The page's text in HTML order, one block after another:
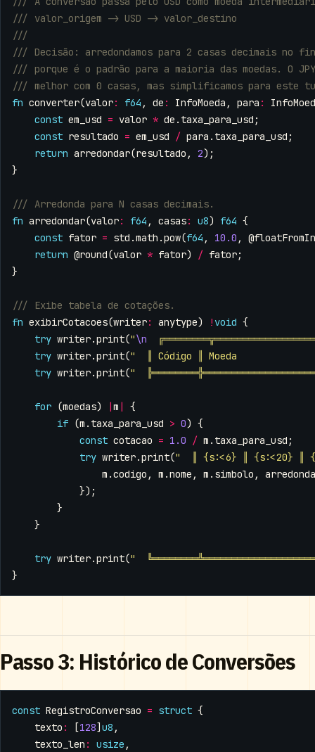
fn converter(valor: f64 , de : InfoMoeda , para :
const em_usd = valor * de . taxa_para_usd ;
const resultado = em_usd / para . taxa_para_usd ;
return arredondar(resultado , 2);
}
fn arredondar(valor: f64 , casas: u8) f64 {
const fator = std .math .pow(f64 , 10.0 ,
return @round(valor * fator) / fator;
}
fn exibirCotacoes(writer: anytype) ! void {
try writer.print("\n
try writer.print("  ║ Código ║ Moeda
try writer.print("
for (moedas) |m |
{
if (m . taxa_para_usd > 0) {
const cotacao = 1.0 / m . taxa_para_usd ;
try writer.print("  ║ {s:<6} ║ {s:<20} ║
m .codigo , m .nome , m . simbolo ,
});
}
}
try writer.print("
}
Passo 3: Histórico de Conversões
const RegistroConversao = struct {
texto : [128] u8 ,
texto_len : usize ,